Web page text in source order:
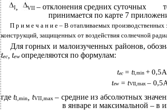
I, VII – отклонения средних суточных
принимается по карте 7
П р и м е ч а н и е – В отапливаемых производственных
конструкций, защищенных от воздействия солнечной
Для горных и малоизученных районов,
tec, tewопределяются по формулам:
tec = tI,min + 0,5A
tew = tVII,max –
где tI,min , tVII,max – средние из абсолютных
в январе и максимальной – в